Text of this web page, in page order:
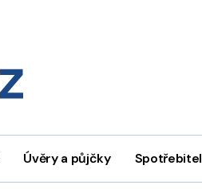
Úvěry a půjčky Spotřebitel